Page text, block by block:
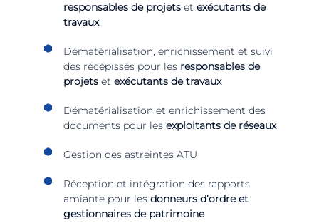
responsables de projets et exécutants de
travaux
Dématérialisation, enrichissement et suivi
des récépissés pour les responsables de
projets et exécutants de travaux
Dématérialisation et enrichissement des
documents pour les exploitants de réseaux
Gestion des astreintes ATU
Réception et intégration des rapports
amiante pour les donneurs d’ordre et
gestionnaires de patrimoine